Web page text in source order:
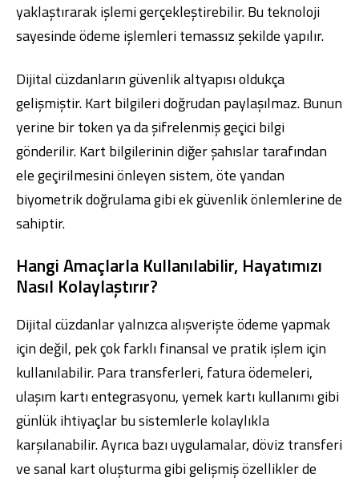
yaklaştırarak işlemi gerçekleştirebilir. Bu teknoloji
sayesinde ödeme işlemleri temassız şekilde yapılır.
Dijital cüzdanların güvenlik altyapısı oldukça
gelişmiştir. Kart bilgileri doğrudan paylaşılmaz. Bunun
yerine bir token ya da şifrelenmiş geçici bilgi
gönderilir. Kart bilgilerinin diğer şahıslar tarafından
ele geçirilmesini önleyen sistem, öte yandan
biyometrik doğrulama gibi ek güvenlik önlemlerine de
sahiptir.
Hangi Amaçlarla Kullanılabilir, Hayatımızı
Nasıl Kolaylaştırır?
Dijital cüzdanlar yalnızca alışverişte ödeme yapmak
için değil, pek çok farklı finansal ve pratik işlem için
kullanılabilir. Para transferleri, fatura ödemeleri,
ulaşım kartı entegrasyonu, yemek kartı kullanımı gibi
günlük ihtiyaçlar bu sistemlerle kolaylıkla
karşılanabilir. Ayrıca bazı uygulamalar, döviz transferi
ve sanal kart oluşturma gibi gelişmiş özellikler de